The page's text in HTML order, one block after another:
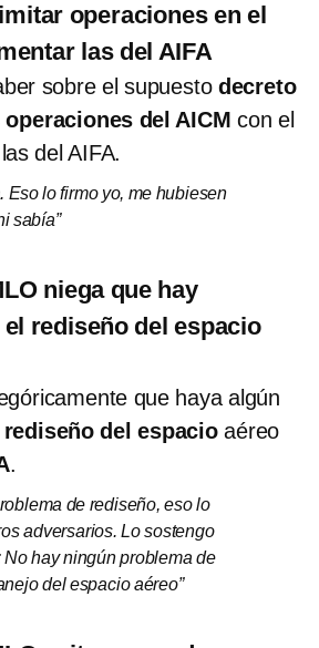
operaciones en el
las del AIFA
sobre el supuesto decreto
del AICM con el
del AIFA.
Eso lo firmo yo, me hubiesen
sabía”
niega que hay
rediseño del espacio
que haya algún
rediseño del espacioaéreo
.
de rediseño, eso lo
adversarios. Lo sostengo
hay ningún problema de
del espacio aéreo”